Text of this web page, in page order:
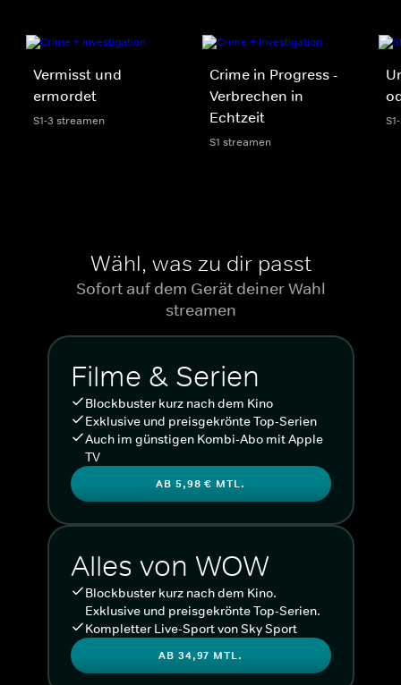
Vermisst und
ermordet
S1-3 streamen
Crime in Progress -
Verbrechen in
Echtzeit
S1 streamen
Wähl, was zu dir passt
Sofort auf dem Gerät deiner Wahl
streamen
Filme & Serien
Blockbuster kurz nach dem Kino
Exklusive und preisgekrönte Top-Serien
Auch im günstigen Kombi-Abo mit Apple
TV
AB 5,98 € MTL.
Alles von WOW
Blockbuster kurz nach dem Kino.
Exklusive und preisgekrönte Top-Serien.
Kompletter Live-Sport von Sky Sport
AB 34,97 MTL.